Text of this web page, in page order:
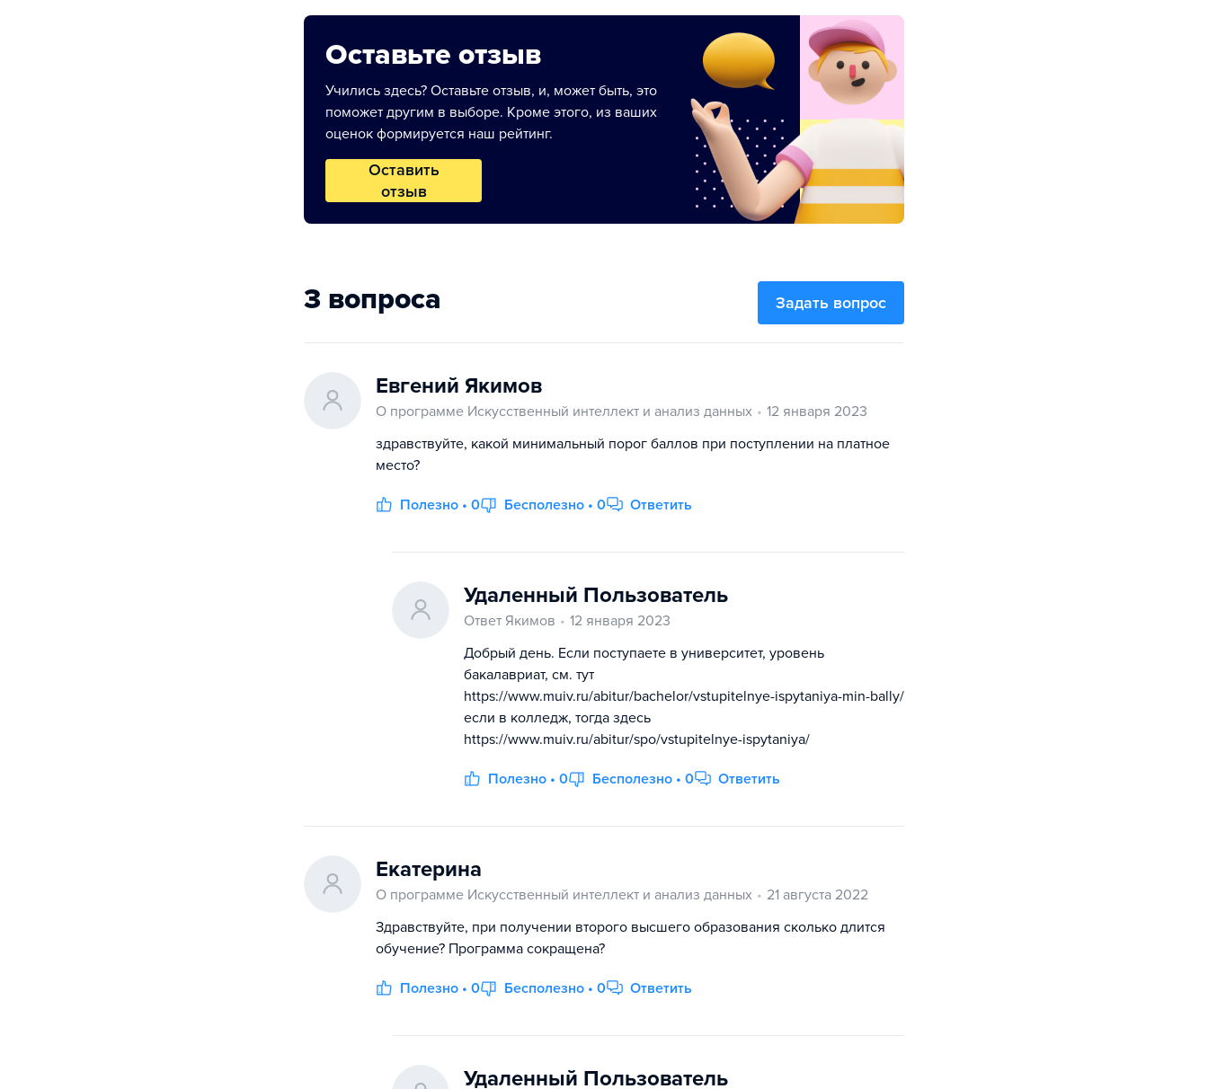
Оставьте отзыв
Учились здесь? Оставьте отзыв, и, может быть, это
поможет другим в выборе. Кроме этого, из ваших
оценок формируется наш рейтинг.
Оставить
отзыв
3 вопроса Задать вопрос
Евгений Якимов
О программе Искусственный интеллект и анализ данных
12 января 2023
здравствуйте, какой минимальный порог баллов при поступлении на платное
место?
Полезно • 0 Бесполезно • 0 Ответить
Удаленный Пользователь
Ответ Якимов
12 января 2023
Добрый день. Если поступаете в университет, уровень
бакалавриат, см. тут
https://www.muiv.ru/abitur/bachelor/vstupitelnye-ispytaniya-min-bally/
если в колледж, тогда здесь
https://www.muiv.ru/abitur/spo/vstupitelnye-ispytaniya/
Полезно • 0 Бесполезно • 0 Ответить
Екатерина
О программе Искусственный интеллект и анализ данных
21 августа 2022
Здравствуйте, при получении второго высшего образования сколько длится
обучение? Программа сокращена?
Полезно • 0 Бесполезно • 0 Ответить
Удаленный Пользователь